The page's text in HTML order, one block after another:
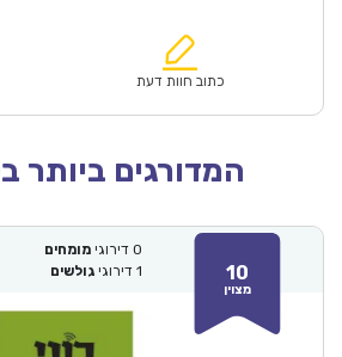
₪64.00.
הוא:
כתוב חוות דעת
המדורגים ביותר
10
מצוין
0 דירוגי מומחים
1 דירוגי גולשים